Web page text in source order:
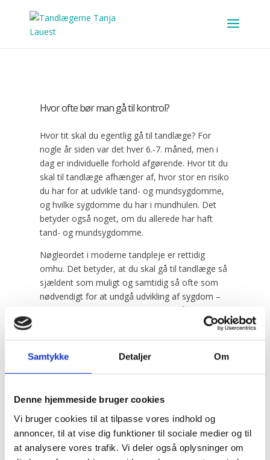
Samtykke Detaljer Om
Denne hjemmeside bruger cookies
Vi bruger cookies til at tilpasse vores indhold og
annoncer, til at vise dig funktioner til sociale medier og til
at analysere vores trafik. Vi deler også oplysninger om
Hvor ofte bør man gå til kontrol?
Hvor tit skal du egentlig gå til tandlæge? For
nogle år siden var det hver 6.-7. måned, men i
dag er individuelle forhold afgørende. Hvor tit du
skal til tandlæge afhænger af, hvor stor en risiko
du har for at udvikle tand- og mundsygdomme,
og hvilke sygdomme du har i mundhulen. Det
betyder også noget, om du allerede har haft
tand- og mundsygdomme.
Nøgleordet i moderne tandpleje er rettidig
omhu. Det betyder, at du skal gå til tandlæge så
sjældent som muligt og samtidig så ofte som
nødvendigt for at undgå udvikling af sygdom –
og aldrig sjældnere end hvert andet år.
Du og din tandlæge skal ved undersøgelserne
besøg hos tandlægen. Overordnet skal I tage
hensyn til tre faktorer:
• Din nuværende sygdomsaktivitet
• Din sygdomserfaring
Har du aktiv sygdom og høj risiko for ny sygdom